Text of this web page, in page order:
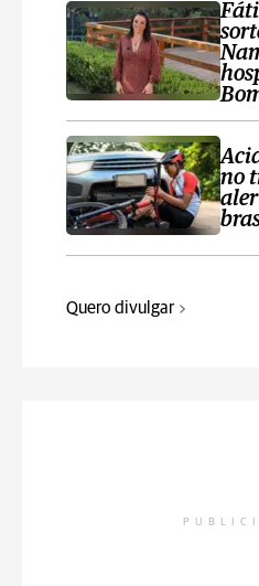
no
Quero divulgar